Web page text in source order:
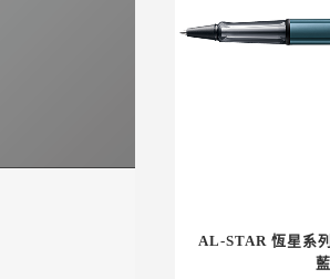
AL-STAR 恆星系